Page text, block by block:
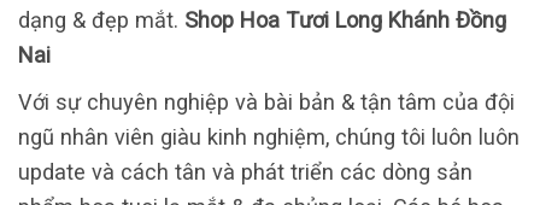
dạng & đẹp mắt. Shop Hoa Tươi Long Khánh Đồng
Nai
Với sự chuyên nghiệp và bài bản & tận tâm của đội
ngũ nhân viên giàu kinh nghiệm, chúng tôi luôn luôn
update và cách tân và phát triển các dòng sản